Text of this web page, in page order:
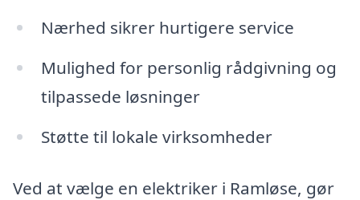
Nærhed sikrer hurtigere service
Mulighed for personlig rådgivning og
tilpassede løsninger
Støtte til lokale virksomheder
Ved at vælge en elektriker i Ramløse, gør